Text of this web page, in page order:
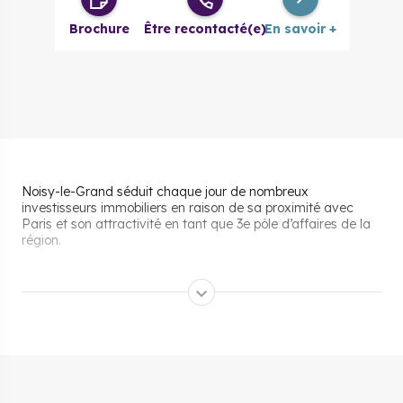
Brochure Être recontacté(e)En savoir +
Noisy-le-Grand séduit chaque jour de nombreux
investisseurs immobiliers en raison de sa proximité avec
Paris et son attractivité en tant que 3e pôle d’affaires de la
région.
Les aides pour acheter un